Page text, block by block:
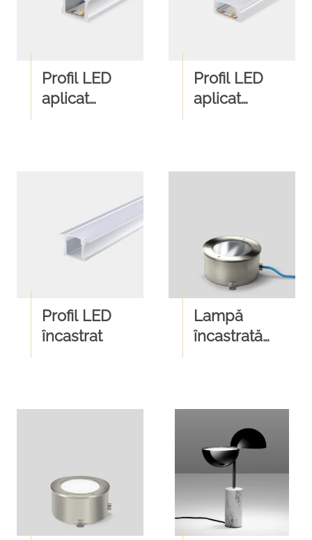
Profil LED
aplicat
Profil LED
aplicat
Profil LED
încastrat
Lampă
încastrată